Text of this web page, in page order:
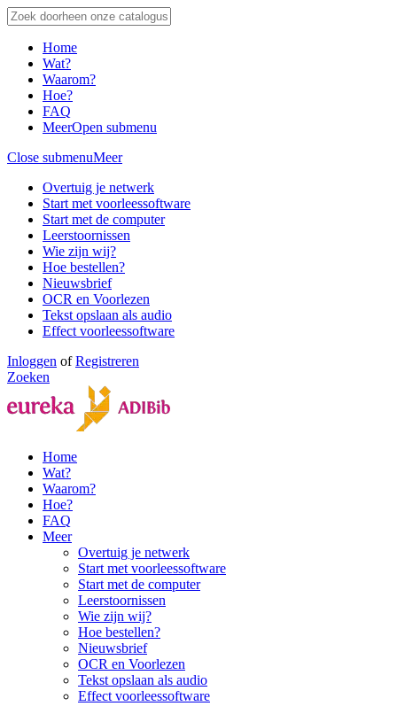
Home
Wat?
Waarom?
Hoe?
FAQ
MeerOpen submenu
Close submenuMeer
Overtuig je netwerk
Start met voorleessoftware
Start met de computer
Leerstoornissen
Wie zijn wij?
Hoe bestellen?
Nieuwsbrief
OCR en Voorlezen
Tekst opslaan als audio
Effect voorleessoftware
Inloggen ofRegistreren
Zoeken
Home
Wat?
Waarom?
Hoe?
FAQ
Meer
Overtuig je netwerk
Start met voorleessoftware
Start met de computer
Leerstoornissen
Wie zijn wij?
Hoe bestellen?
Nieuwsbrief
OCR en Voorlezen
Tekst opslaan als audio
Effect voorleessoftware